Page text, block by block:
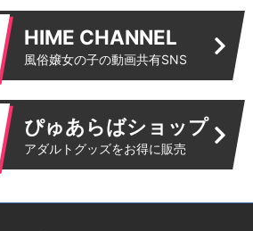
HIME CHANNEL
風俗嬢女の子の動画共有SNS
ぴゅあらばショップ
アダルトグッズをお得に販売